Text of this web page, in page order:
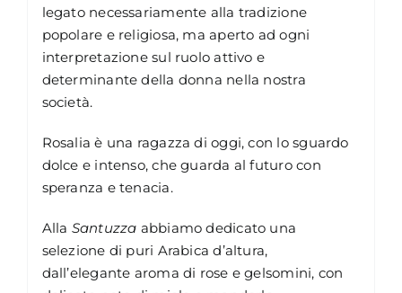
legato necessariamente alla tradizione
popolare e religiosa, ma aperto ad ogni
interpretazione sul ruolo attivo e
determinante della donna nella nostra
società.
Rosalia è una ragazza di oggi, con lo sguardo
dolce e intenso, che guarda al futuro con
speranza e tenacia.
Alla Santuzza abbiamo dedicato una
selezione di puri Arabica d’altura,
dall’elegante aroma di rose e gelsomini, con